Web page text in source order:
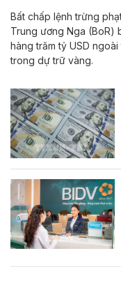
Bất chấp lệnh trừng
Trung ương Nga (BoR)
hàng trăm tỷ USD
trong dự trữ vàng.